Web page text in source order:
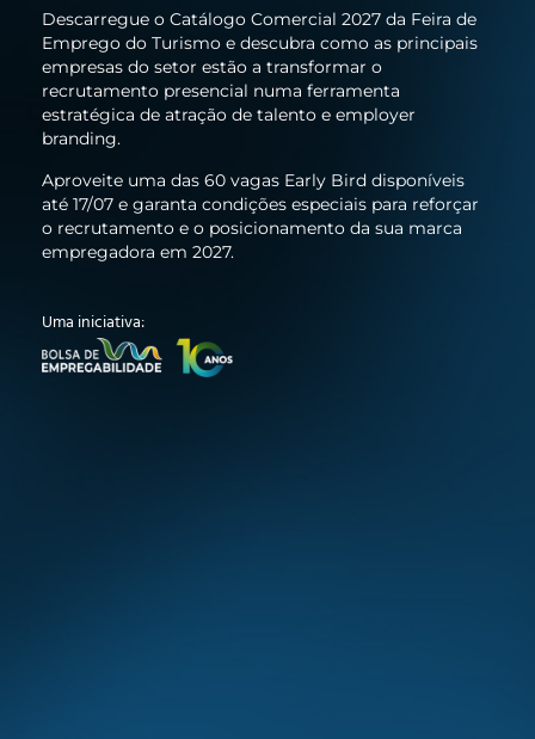
Descarregue o Catálogo Comercial 2027 da Feira de
Emprego do Turismo e descubra como as principais
empresas do setor estão a transformar o
recrutamento presencial numa ferramenta
estratégica de atração de talento e employer
branding.
Aproveite uma das 60 vagas Early Bird disponíveis
até 17/07 e garanta condições especiais para reforçar
o recrutamento e o posicionamento da sua marca
empregadora em 2027.
Uma iniciativa: